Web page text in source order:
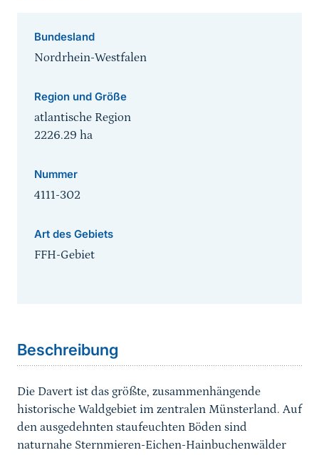
Bundesland
Nordrhein-Westfalen
Region und Größe
atlantische Region
2226.29 ha
Nummer
4111-302
Art des Gebiets
FFH-Gebiet
Beschreibung
Die Davert ist das größte, zusammenhängende
historische Waldgebiet im zentralen Münsterland. Auf
den ausgedehnten staufeuchten Böden sind
naturnahe Sternmieren-Eichen-Hainbuchenwälder